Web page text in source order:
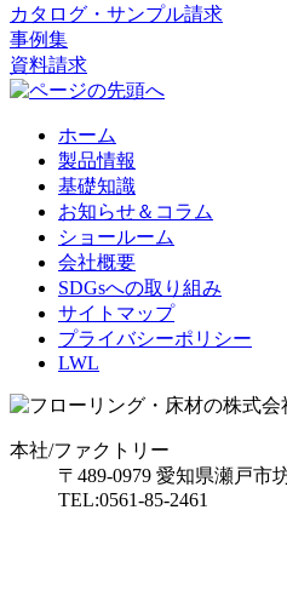
カタログ・サンプル請求
事例集
資料請求
ホーム
製品情報
基礎知識
お知らせ＆コラム
ショールーム
会社概要
SDGsへの取り組み
サイトマップ
プライバシーポリシー
LWL
本社/ファクトリー
〒489-0979 愛知県瀬戸市
TEL:0561-85-2461